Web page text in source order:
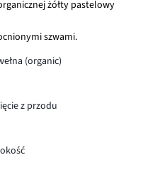
żółty pastelowy
szwami.
(organic)
z przodu